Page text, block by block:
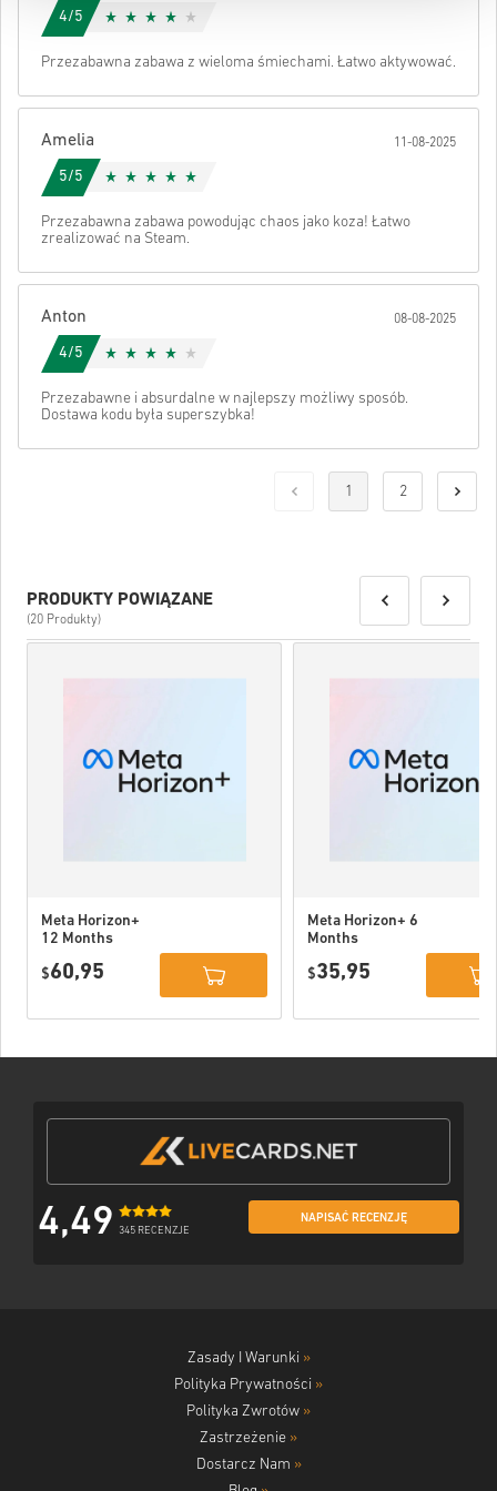
4/5
Przezabawna zabawa z wieloma śmiechami. Łatwo aktywować.
Amelia 11-08-2025
5/5
Przezabawna zabawa powodując chaos jako koza! Łatwo
zrealizować na Steam.
Anton 08-08-2025
4/5
Przezabawne i absurdalne w najlepszy możliwy sposób.
Dostawa kodu była superszybka!
1 2
PRODUKTY POWIĄZANE
(20 Produkty)
Meta Horizon+
12 Months
USA
$60,95
Meta Horizon+ 6
Months
USA
$35,95
4,49 345 RECENZJE
NAPISAĆ RECENZJĘ
Zasady I Warunki »
Polityka Prywatności »
Polityka Zwrotów »
Zastrzeżenie »
Dostarcz Nam »